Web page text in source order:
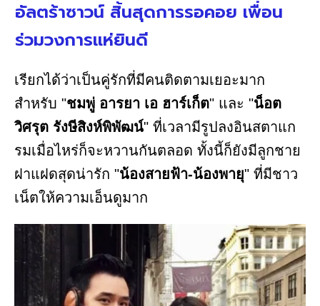
อัลตร้าซาวน์ สิ้นสุดการรอคอย เพื่อน
ร่วมวงการแห่ยินดี
เรียกได้ว่าเป็นคู่รักที่มีคนติดตามเยอะมาก
สำหรับ "ชมพู่ อารยา เอ ฮาร์เก็ต" และ "น็อต
วิศรุต รังษีสิงห์พิพัฒน์" ที่เวลามีรูปลงอินสตาแก
รมเมื่อไหร่ก็จะหวานกันตลอด ทั้งนี้ก็ยังมีลูกชาย
ฝาแฝดสุดน่ารัก "น้องสายฟ้า-น้องพายุ" ที่มีชาว
เน็ตให้ความเอ็นดูมาก